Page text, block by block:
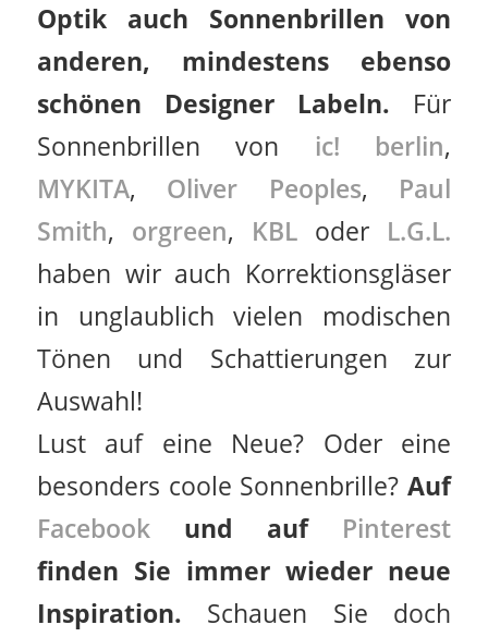
Optik auch Sonnenbrillen von
anderen, mindestens ebenso
schönen Designer Labeln. Für
Sonnenbrillen von ic! berlin,
MYKITA, Oliver Peoples, Paul
Smith, orgreen, KBL oder L.G.L.
haben wir auch Korrektionsgläser
in unglaublich vielen modischen
Tönen und Schattierungen zur
Auswahl!
Lust auf eine Neue? Oder eine
besonders coole Sonnenbrille?Auf
Facebookund auf Pinterest
finden Sie immer wieder neue
Inspiration. Schauen Sie doch